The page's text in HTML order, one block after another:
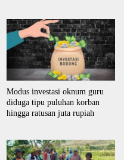
Modus investasi oknum guru
diduga tipu puluhan korban
hingga ratusan juta rupiah